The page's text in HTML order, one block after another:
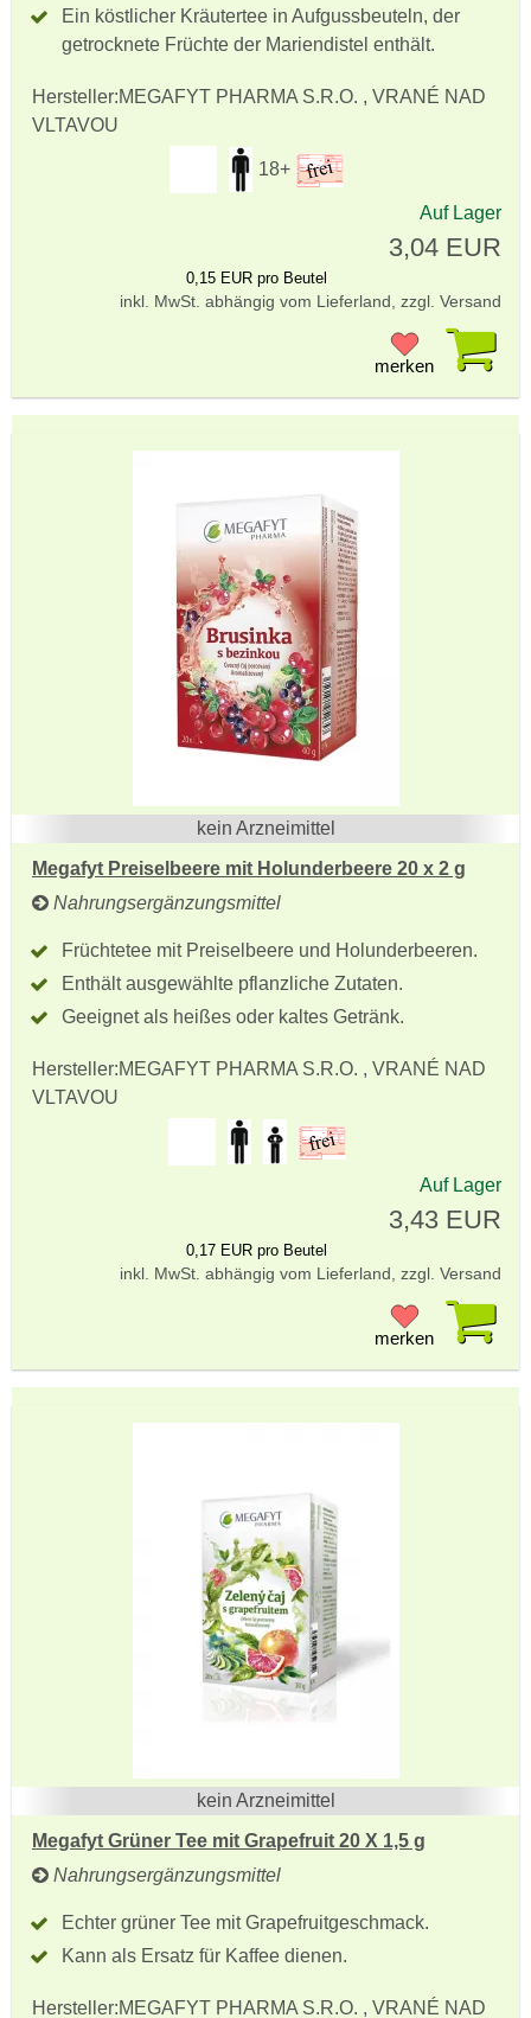
Ein köstlicher Kräutertee in Aufgussbeuteln, der
getrocknete Früchte der Mariendistel enthält.
Hersteller:MEGAFYT PHARMA S.R.O. , VRANÉ NAD
VLTAVOU
18+
Auf Lager
3,04 EUR
0,15 EUR pro Beutel
inkl. MwSt. abhängig vom Lieferland, zzgl. Versand
merken
kein Arzneimittel
Megafyt Preiselbeere mit Holunderbeere 20 x 2 g
Nahrungsergänzungsmittel
Früchtetee mit Preiselbeere und Holunderbeeren.
Enthält ausgewählte pflanzliche Zutaten.
Geeignet als heißes oder kaltes Getränk.
Hersteller:MEGAFYT PHARMA S.R.O. , VRANÉ NAD
VLTAVOU
Auf Lager
3,43 EUR
0,17 EUR pro Beutel
inkl. MwSt. abhängig vom Lieferland, zzgl. Versand
merken
kein Arzneimittel
Megafyt Grüner Tee mit Grapefruit 20 X 1,5 g
Nahrungsergänzungsmittel
Echter grüner Tee mit Grapefruitgeschmack.
Kann als Ersatz für Kaffee dienen.
Hersteller:MEGAFYT PHARMA S.R.O. , VRANÉ NAD